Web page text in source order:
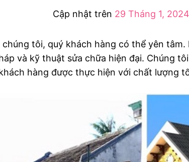
Cập nhật trên 29 Tháng 1, 2024
tôi, quý khách hàng có thể yên
và kỹ thuật sửa chữa hiện đại. Chúng
hàng được thực hiện với chất lượng